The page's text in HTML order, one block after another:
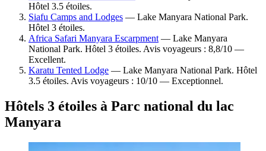
Hôtel 3.5 étoiles.
Siafu Camps and Lodges — Lake Manyara National Park.
Hôtel 3 étoiles.
Africa Safari Manyara Escarpment — Lake Manyara
National Park. Hôtel 3 étoiles. Avis voyageurs : 8,8/10 —
Excellent.
Karatu Tented Lodge — Lake Manyara National Park. Hôtel
3.5 étoiles. Avis voyageurs : 10/10 — Exceptionnel.
Hôtels 3 étoiles à Parc national du lac
Manyara